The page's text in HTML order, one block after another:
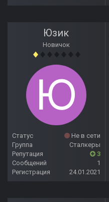
Юзик
Новичок
Статус
Не в сети
Группа
Сталкеры
Репутация
3
Сообщений
1
Регистрация
24.01.2021